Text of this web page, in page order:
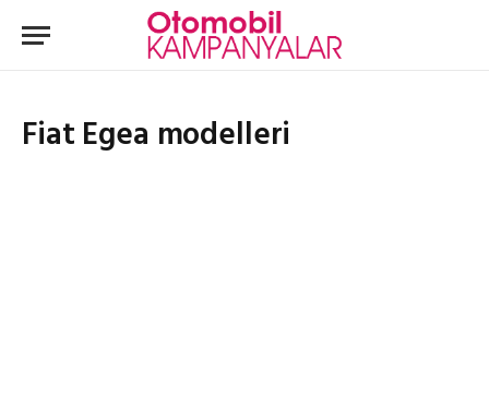
Fiat Egea modelleri